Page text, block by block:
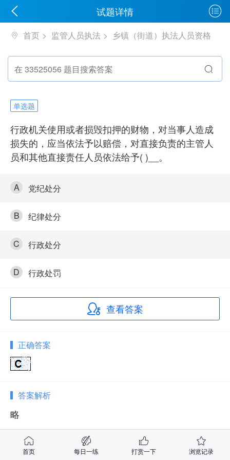
试题详情
首页 监管人员执法 乡镇（街道）执法人员资格
单选题
行政机关使用或者损毁扣押的财物，对当事人造成
损失的，应当依法予以赔偿，对直接负责的主管人
员和其他直接责任人员依法给予( )__。
A 党纪处分
B 纪律处分
C 行政处分
D 行政处罚
查看答案
正确答案
答案解析
略
首页 每日一练 打赏一下 浏览记录